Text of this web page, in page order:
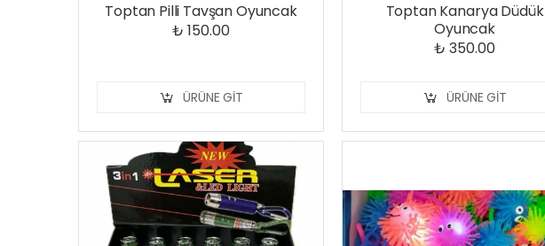
Toptan Pilli Tavşan Oyuncak
₺ 150.00
ÜRÜNE GIT
Toptan Kanarya Düdük
Oyuncak
₺ 350.00
ÜRÜNE GIT